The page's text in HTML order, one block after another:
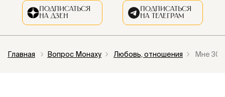
ПОДПИСАТЬСЯ
НА ДЗЕН
ПОДПИСАТЬСЯ
НА ТЕЛЕГРАМ
Главная Вопрос Монаху Любовь, отношения Мне 30